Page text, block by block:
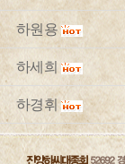
하원용
하세희
하경휘